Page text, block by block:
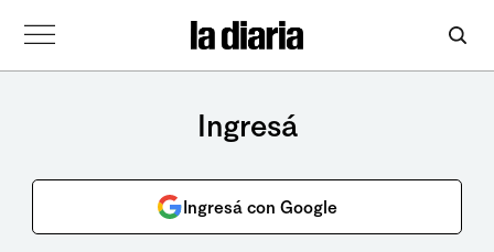
Ingresá
Ingresá con Google